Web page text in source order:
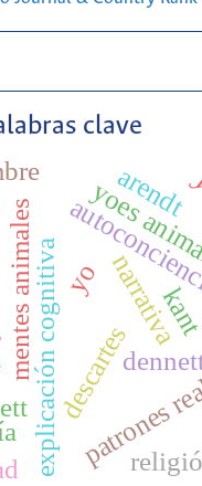
clave
explicación cognitiva yo narrativa
patrones
yoes
mentes animales descartes
arendt